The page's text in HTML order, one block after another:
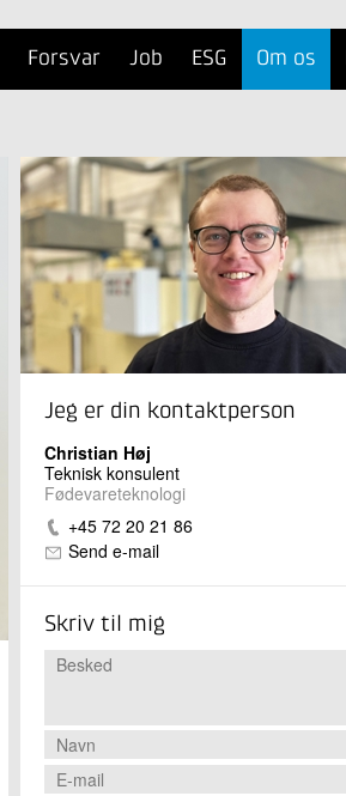
Forsvar Job ESG Om os
Jeg er din kontaktperson
Christian Høj
Teknisk konsulent
Fødevareteknologi
+45 72 20 21 86
Send e-mail
Skriv til mig